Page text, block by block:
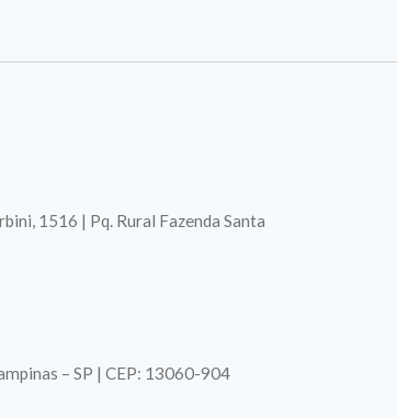
1516 | Pq. Rural Fazenda Santa
– SP | CEP: 13060-904